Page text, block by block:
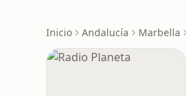
Inicio Andalucía Marbella